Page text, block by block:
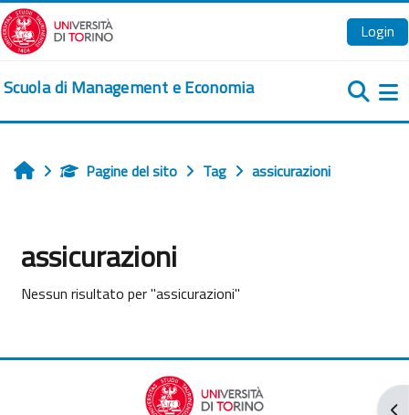
Vai al contenuto principale
Login
Scuola di Management e Economia
HomePagine del sito Tag assicurazioni
assicurazioni
Nessun risultato per "assicurazioni"